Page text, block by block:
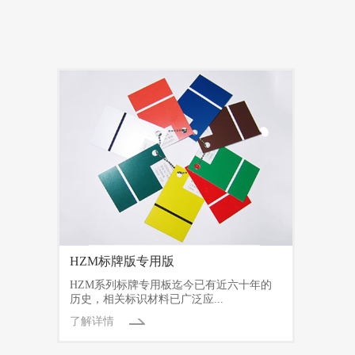
HZM标牌版专用版
HZM系列标牌专用板迄今已有近六十年的
历史，相关标识材料已广泛应...
了解详情